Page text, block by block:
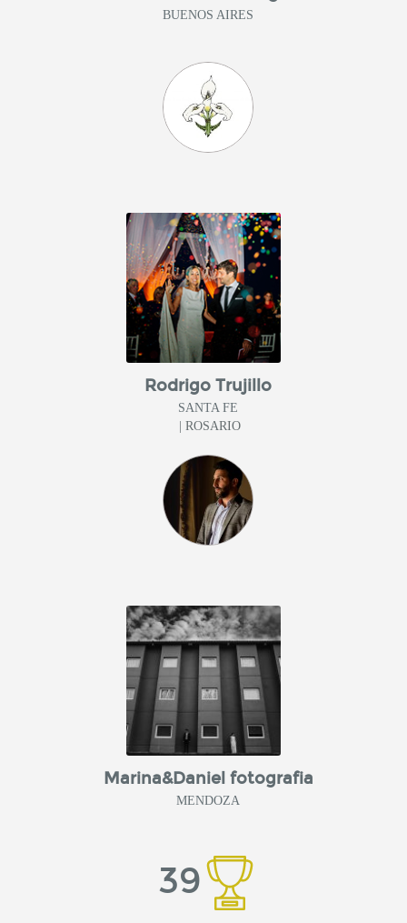
BUENOS AIRES
Rodrigo Trujillo
SANTA FE
| ROSARIO
Marina&Daniel fotografia
MENDOZA
39